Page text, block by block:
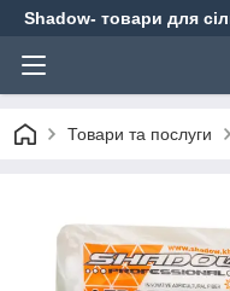
Shadow- товари для
Товари та послуги